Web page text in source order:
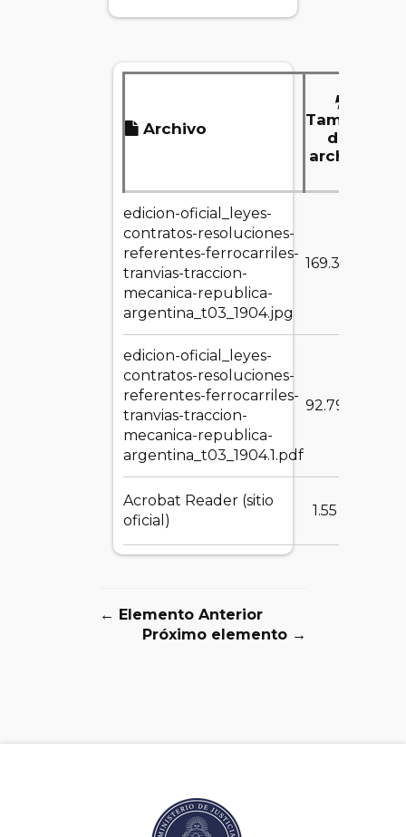
Archivo
Tamaño
del
archivo
edicion-oficial_leyes-
contratos-resoluciones-
referentes-ferrocarriles-
tranvias-traccion-
mecanica-republica-
argentina_t03_1904.jpg
169.35 KB
edicion-oficial_leyes-
contratos-resoluciones-
referentes-ferrocarriles-
tranvias-traccion-
mecanica-republica-
argentina_t03_1904.1.pdf
92.79 MB
Acrobat Reader (sitio
oficial)
1.55 MB
← Elemento Anterior
Próximo elemento →